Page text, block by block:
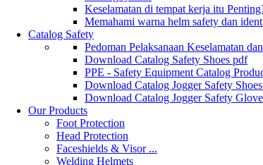
Keselamatan di tempat kerja itu
Memahami warna helm safety dan
Catalog Safety
Pedoman Pelaksanaan Keselamatan
Download Catalog Safety Shoes pdf
PPE - Safety Equipment Catalog
Download Catalog Jogger Safety
Download Catalog Jogger Safety
Our Products
Foot Protection
Head Protection
Faceshields & Visor ...
Welding Helmets